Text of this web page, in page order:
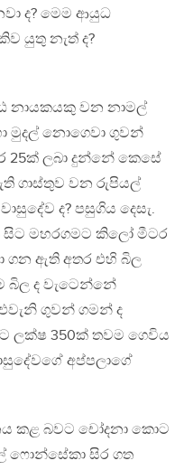
ද? මෙම ආයුධ
යුතු නැත් ද?
නායකයකු වන නාමල්
මුදල් නොගෙවා ගුවන්
25ක් ලබා දුන්නේ කෙසේ
ගාස්තුව වන රුපියල්
ද? පසුගිය දෙසැ.
සිට මහරගමට කිලෝ මීටර
ගන ඇති අතර එහි බිල
ද වැටෙන්නේ
ගුවන් ගමන් ද
ලක්ෂ 350ක් තවම ගෙවිය
අප්පලාගේ
කළ බවට චෝදනා කොට
ෆොන්සේකා සිර ගත